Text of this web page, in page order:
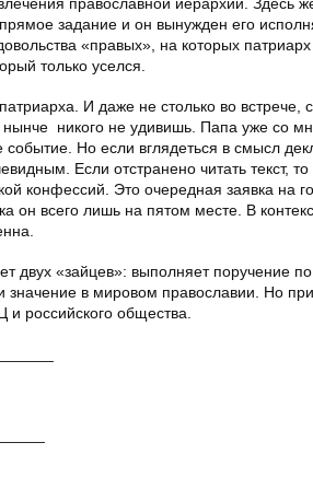
задание и он вынужден его
«правых», на которых
только уселся.
И даже не столько во встрече,
никого не удивишь. Папа уже со
Но если вглядеться в смысл
Если отстранено читать текст, то
конфессий. Это очередная заявка на
он всего лишь на пятом месте. В
двух «зайцев»: выполняет поручение
значение в мировом православии. Но
российского общества.